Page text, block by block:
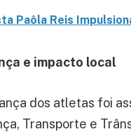
Paôla Reis
e impacto local
dos atletas foi
Transporte e